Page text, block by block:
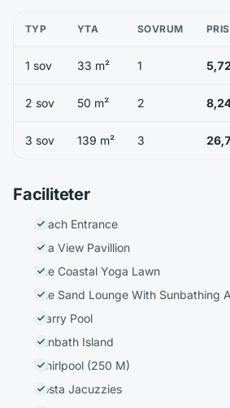
TYP YTA SOVRUM PRIS
1 sov 33 m² 1
2 sov 50 m² 2
3 sov 139 m² 3
Faciliteter
Beach Entrance
Sea View Pavillion
The Coastal Yoga Lawn
The Sand Lounge With Sunbathing
Starry Pool
Sunbath Island
Whirlpool (250 M)
Costa Jacuzzies